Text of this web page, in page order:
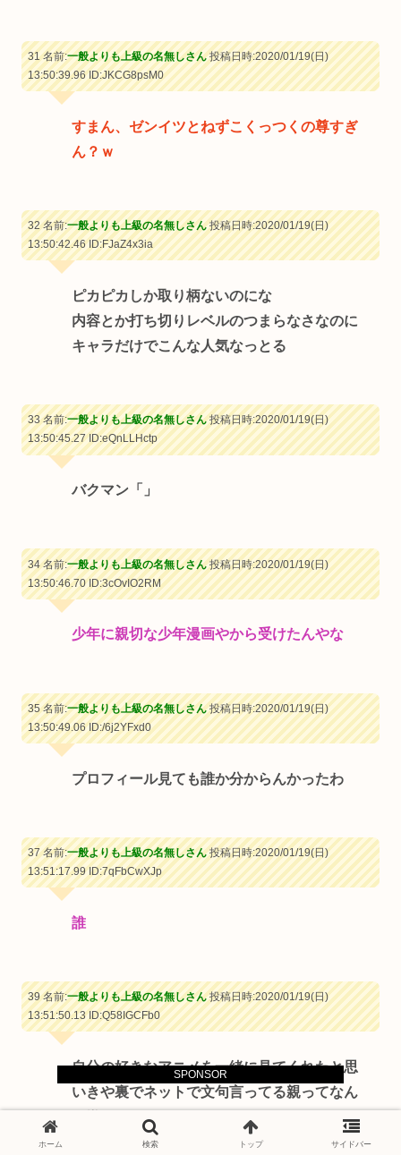
SPONSOR
31 名前:一般よりも上級の名無しさん投稿日時:2020/01/19(日)
13:50:39.96ID:JKCG8psM0
すまん、ゼンイツとねずこくっつくの尊すぎ
ん？ｗ
32 名前:一般よりも上級の名無しさん投稿日時:2020/01/19(日)
13:50:42.46ID:FJaZ4x3ia
ピカピカしか取り柄ないのにな
内容とか打ち切りレベルのつまらなさなのに
キャラだけでこんな人気なっとる
33 名前:一般よりも上級の名無しさん投稿日時:2020/01/19(日)
13:50:45.27ID:eQnLLHctp
バクマン「」
34 名前:一般よりも上級の名無しさん投稿日時:2020/01/19(日)
13:50:46.70ID:3cOvIO2RM
少年に親切な少年漫画やから受けたんやな
35 名前:一般よりも上級の名無しさん投稿日時:2020/01/19(日)
13:50:49.06ID:/6j2YFxd0
プロフィール見ても誰か分からんかったわ
37 名前:一般よりも上級の名無しさん投稿日時:2020/01/19(日)
13:51:17.99ID:7qFbCwXJp
誰
39 名前:一般よりも上級の名無しさん投稿日時:2020/01/19(日)
13:51:50.13ID:Q58IGCFb0
自分の好きなアニメを一緒に見てくれたと思
いきや裏でネットで文句言ってる親ってなん
ホーム 検索 トップ サイドバー